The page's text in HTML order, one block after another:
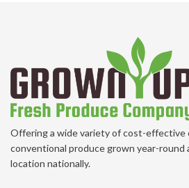
Offering a wide variety of cost-effective
conventional produce grown year-round
location nationally.